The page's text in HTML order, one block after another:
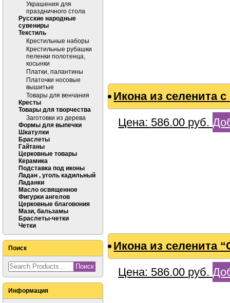
Украшения для
праздничного стола
Русские народные
сувениры
Текстиль
Крестильные наборы
Крестильные рубашки
пеленки полотенца,
косынки
Платки, палантины
Платочки носовые
вышитые
Товары для венчания
Кресты
Товары для творчества
Заготовки из дерева
Формы для выпечки
Шкатулки
Браслеты
Гайтаны
Церковные товары
Керамика
Подставка под иконы
Ладан , уголь кадильный
Ладанки
Масло освященное
Фигурки ангелов
Церковные благовония
Мази, бальзамы
Браслеты-четки
Четки
Поиск
Информация
Икона из селенита
Цена: 586.00 руб.
Икона из селенита
Цена: 586.00 руб.